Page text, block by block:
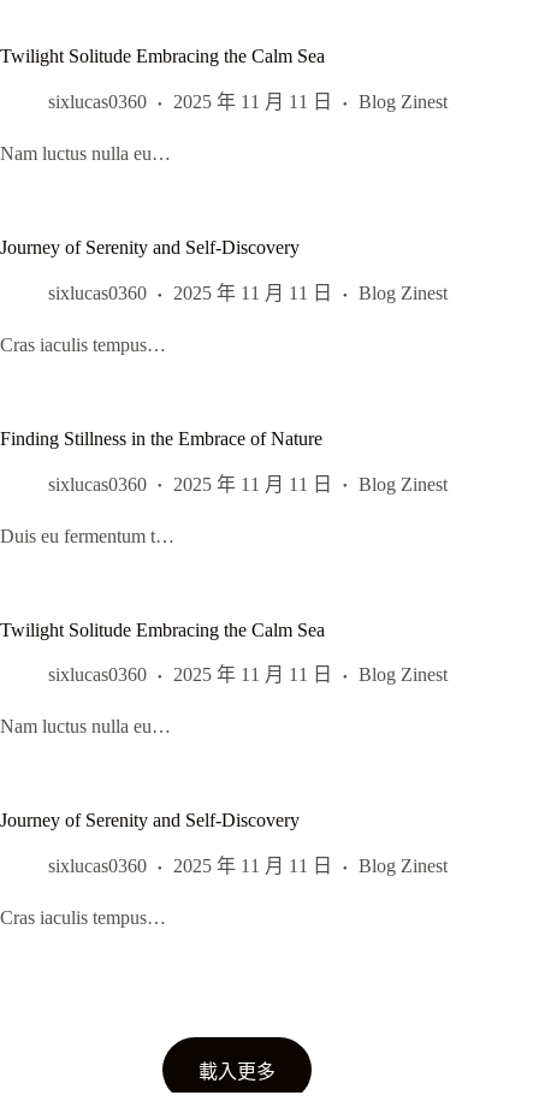
Twilight Solitude Embracing the Calm Sea
sixlucas0360 2025 年 11 月 11 日 Blog Zinest
Nam luctus nulla eu…
Journey of Serenity and Self-Discovery
sixlucas0360 2025 年 11 月 11 日 Blog Zinest
Cras iaculis tempus…
Finding Stillness in the Embrace of Nature
sixlucas0360 2025 年 11 月 11 日 Blog Zinest
Duis eu fermentum t…
Twilight Solitude Embracing the Calm Sea
sixlucas0360 2025 年 11 月 11 日 Blog Zinest
Nam luctus nulla eu…
Journey of Serenity and Self-Discovery
sixlucas0360 2025 年 11 月 11 日 Blog Zinest
Cras iaculis tempus…
載入更多